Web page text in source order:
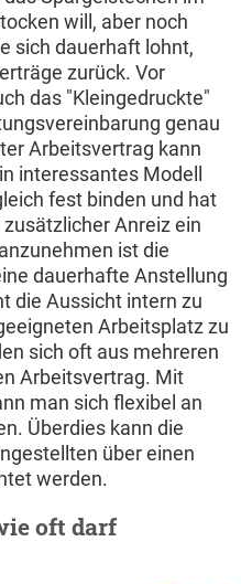
will, aber noch
sich dauerhaft lohnt,
zurück. Vor
das "Kleingedruckte"
genau
Arbeitsvertrag kann
interessantes Modell
fest binden und hat
Anreiz ein
ist die
dauerhafte Anstellung
die Aussicht intern zu
Arbeitsplatz zu
sich oft aus mehreren
Arbeitsvertrag. Mit
man sich flexibel an
Überdies kann die
über einen
werden.
oft darf